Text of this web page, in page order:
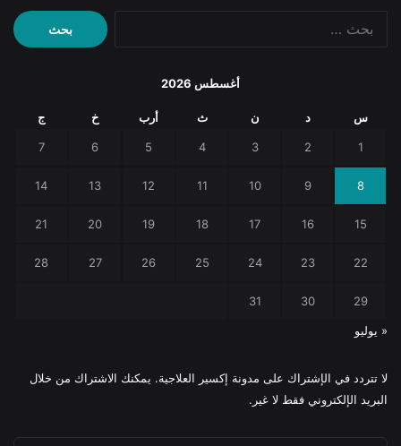
البحث
عن:
أغسطس 2026
س د ن ث أرب خ ج
1
2
3
4
5
6
7
8
9
10
11
12
13
14
15
16
17
18
19
20
21
22
23
24
25
26
27
28
29
30
31
« يوليو
لا تتردد في الإشتراك على مدونة إكسير العلاجية. يمكنك الاشتراك من خلال
البريد الإلكتروني فقط لا غير.